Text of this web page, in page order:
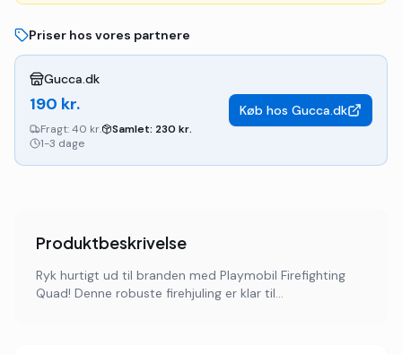
Priser hos vores partnere
Gucca.dk
190 kr.
Fragt:40 kr. Samlet: 230 kr.
1-3 dage
Køb hos Gucca.dk
Produktbeskrivelse
Ryk hurtigt ud til branden med Playmobil Firefighting
Quad! Denne robuste firehjuling er klar til...